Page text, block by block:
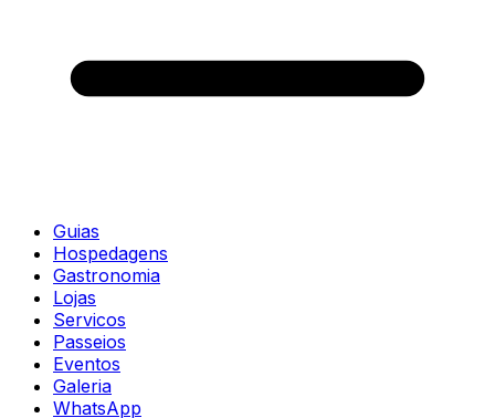
Guias
Hospedagens
Gastronomia
Lojas
Servicos
Passeios
Eventos
Galeria
WhatsApp